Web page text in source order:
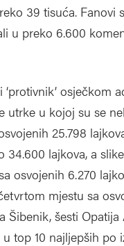
39 tisuća.
u preko 6.600
utrke u kojoj su se
25.798
lajkova, a
osvojenih 6.270
mjestu sa
Šibenik, šesti
top 10 najljepših